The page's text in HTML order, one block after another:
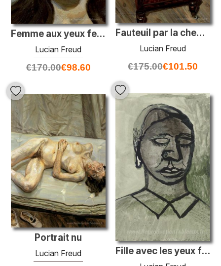
Femme aux yeux fermés
Lucian Freud
€170.00€98.60
Fauteuil par la cheminée
Lucian Freud
€175.00€101.50
Fille avec les yeux fermés
Portrait nu
Lucian Freud